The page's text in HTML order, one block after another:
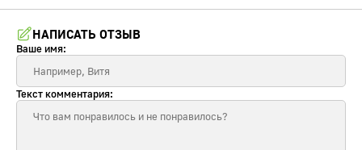
НАПИСАТЬ ОТЗЫВ
Ваше имя:
Текст комментария: